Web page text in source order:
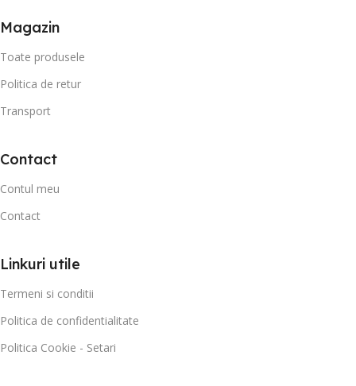
Magazin
Toate produsele
Politica de retur
Transport
Contact
Contul meu
Contact
Linkuri utile
Termeni si conditii
Politica de confidentialitate
Politica Cookie - Setari